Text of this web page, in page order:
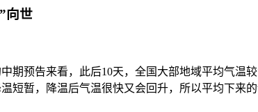
向世
预告来看，此后10天，全国大部地域平均气温
短暂，降温后气温很快又会回升，所以平均下